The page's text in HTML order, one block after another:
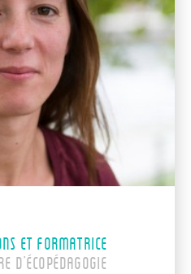
ET FORMATRICE
D’ÉCOPÉDAGOGIE